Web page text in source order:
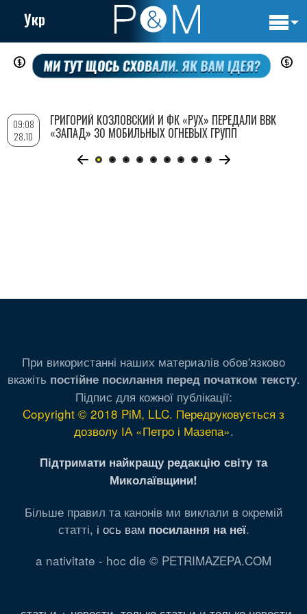
Перейти
содержанию
Укр
09:08
28.10
ГРИГОРИЙ КОЗЛОВСКИЙ И ФК «РУХ» ПЕРЕДАЛИ ВВК
«ЗАПАД» 30 МОБИЛЬНЫХ ОГНЕВЫХ ГРУПП
При використанні наших материалів обов'язково
вкажіть постійне посилання перед початком тексту.
Підпис для кожної публікації:
Copyright © 2018 PiM, LLC. Передруковується з
дозволу ІА «Петро і Мазепа».
Підтримати найкращу редакцію світу та
Миколаївщини!
Більше правил та канонів ми виклали в окремій
статті, і ось вам посилання на неї.
a nativitate - hoc die © PETRIMAZEPA.COM